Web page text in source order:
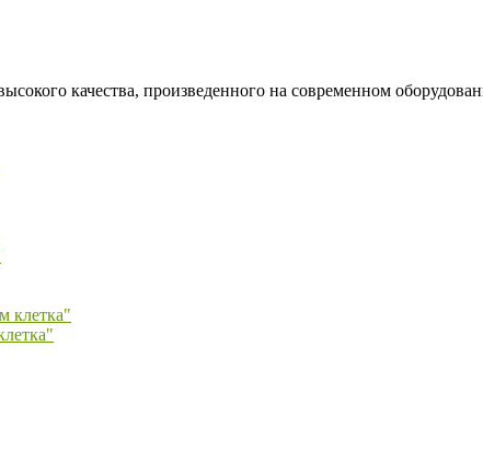
качества, произведенного на современном